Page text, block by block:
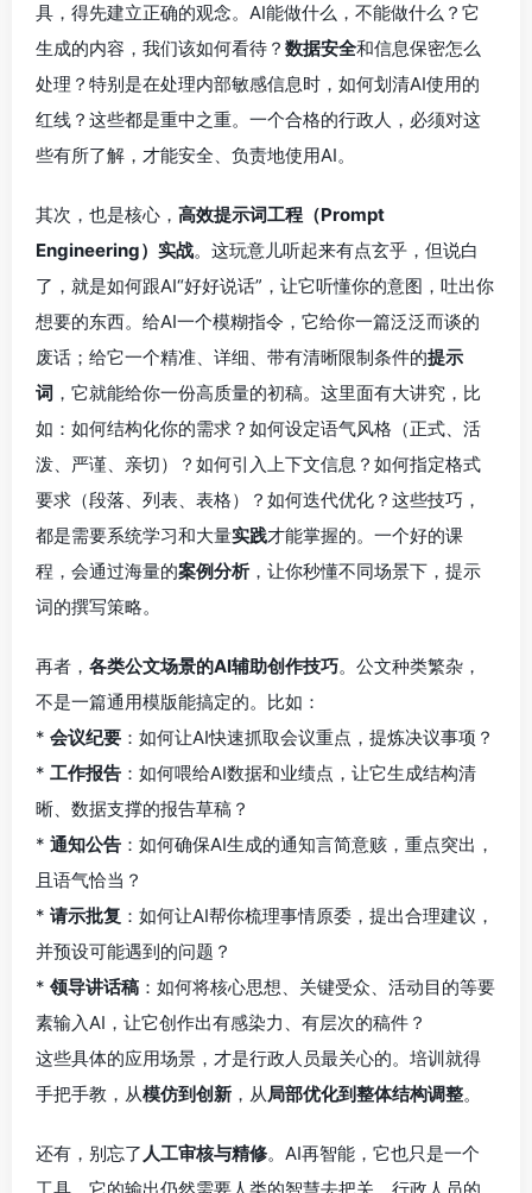
具，得先建立正确的观念。AI能做什么，不能做什么？它
生成的内容，我们该如何看待？ 数据安全和信息保密怎么
处理？特别是在处理内部敏感信息时，如何划清AI使用的
红线？这些都是重中之重。一个合格的行政人，必须对这
些有所了解，才能安全、负责地使用AI。
其次，也是核心， 高效提示词工程（Prompt
Engineering）实战。这玩意儿听起来有点玄乎，但说白
了，就是如何跟AI“好好说话”，让它听懂你的意图，吐出你
想要的东西。给AI一个模糊指令，它给你一篇泛泛而谈的
废话；给它一个精准、详细、带有清晰限制条件的提示
词 ，它就能给你一份高质量的初稿。这里面有大讲究，比
如：如何结构化你的需求？如何设定语气风格（正式、活
泼、严谨、亲切）？如何引入上下文信息？如何指定格式
要求（段落、列表、表格）？如何迭代优化？这些技巧，
都是需要系统学习和大量实践才能掌握的。一个好的课
程，会通过海量的案例分析，让你秒懂不同场景下，提示
词的撰写策略。
再者， 各类公文场景的AI辅助创作技巧。公文种类繁杂，
不是一篇通用模版能搞定的。比如：
* 会议纪要 ：如何让AI快速抓取会议重点，提炼决议事项？
* 工作报告 ：如何喂给AI数据和业绩点，让它生成结构清
晰、数据支撑的报告草稿？
* 通知公告 ：如何确保AI生成的通知言简意赅，重点突出，
且语气恰当？
* 请示批复 ：如何让AI帮你梳理事情原委，提出合理建议，
并预设可能遇到的问题？
* 领导讲话稿 ：如何将核心思想、关键受众、活动目的等要
素输入AI，让它创作出有感染力、有层次的稿件？
这些具体的应用场景，才是行政人员最关心的。培训就得
手把手教，从模仿到创新 ，从局部优化到整体结构调整。
还有，别忘了 人工审核与精修。AI再智能，它也只是一个